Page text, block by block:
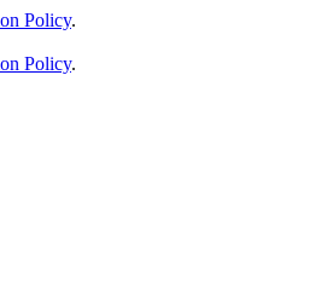
Policy.
Policy.